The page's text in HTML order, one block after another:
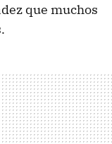
que muchos